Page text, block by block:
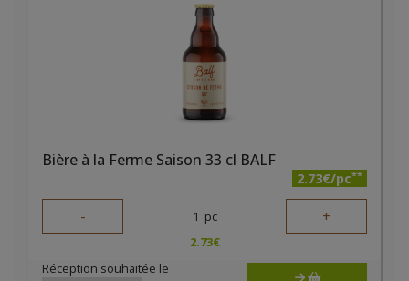
Bière à la Ferme Saison 33 cl BALF
2.73€/pc**
- 1 pc +
2.73€
Réception souhaitée le